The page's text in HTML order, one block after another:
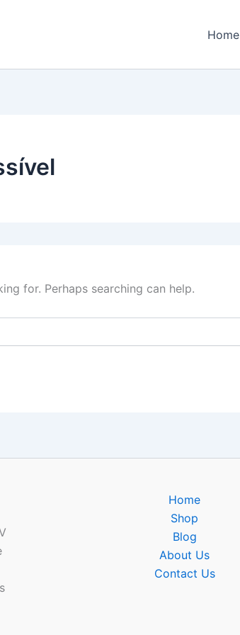
Home
for. Perhaps searching can help.
Home
Shop
Blog
About Us
Contact Us